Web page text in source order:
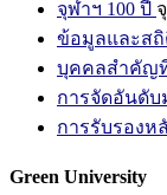
จุฬาฯ 100 ปี
ข้อมูลและส
บุคคลสำคัญ
การจัดอันดับ
การรับรองห
Green University